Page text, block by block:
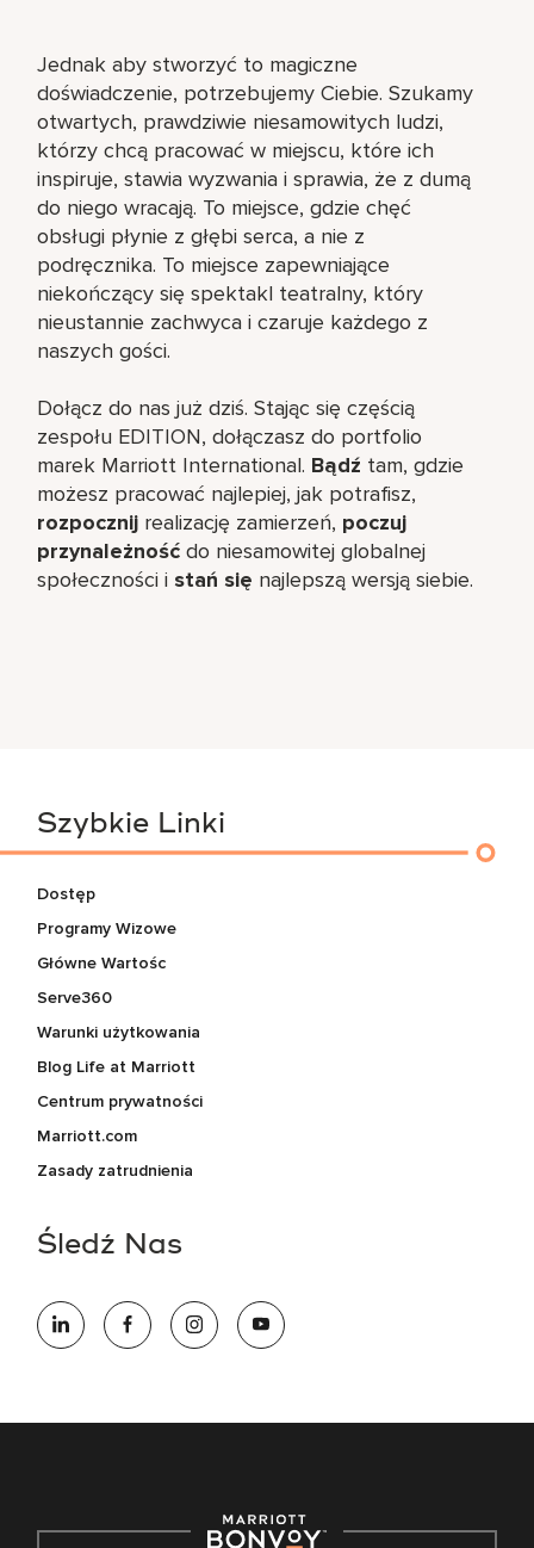
Jednak aby stworzyć to magiczne
doświadczenie, potrzebujemy Ciebie. Szukamy
otwartych, prawdziwie niesamowitych ludzi,
którzy chcą pracować w miejscu, które ich
inspiruje, stawia wyzwania i sprawia, że z dumą
do niego wracają. To miejsce, gdzie chęć
obsługi płynie z głębi serca, a nie z
podręcznika. To miejsce zapewniające
niekończący się spektakl teatralny, który
nieustannie zachwyca i czaruje każdego z
naszych gości.
Dołącz do nas już dziś. Stając się częścią
zespołu EDITION, dołączasz do portfolio
marek Marriott International. Bądź tam, gdzie
możesz pracować najlepiej, jak potrafisz,
rozpocznij realizację zamierzeń, poczuj
przynależność do niesamowitej globalnej
społeczności i stań się najlepszą wersją siebie.
Szybkie Linki
Dostęp
Programy Wizowe
Główne Wartośc
Serve360
Warunki użytkowania
Blog Life at Marriott
Centrum prywatności
Marriott.com
Zasady zatrudnienia
Śledź Nas